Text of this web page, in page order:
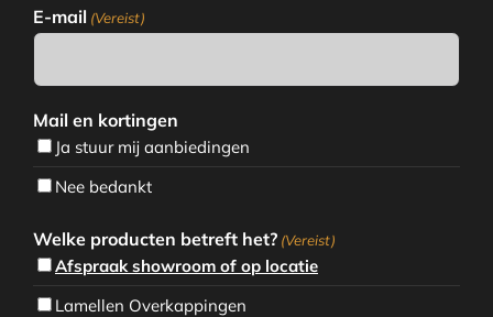
E-mail (Vereist)
Mail en kortingen
Ja stuur mij aanbiedingen
Nee bedankt
Welke producten betreft het? (Vereist)
Afspraak showroom of op locatie
Lamellen Overkappingen